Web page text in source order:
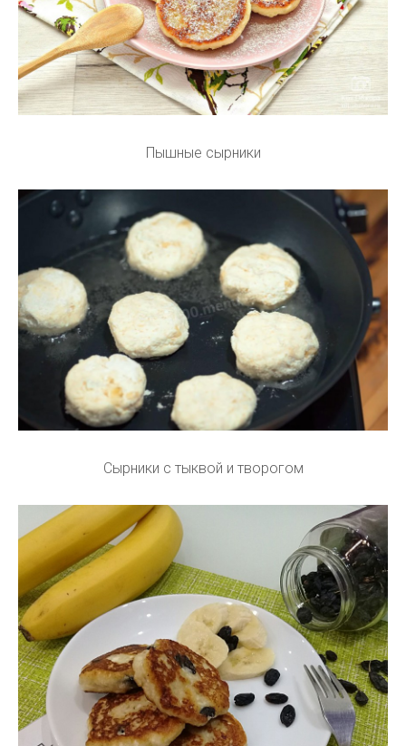
Пышные сырники
Сырники с тыквой и творогом